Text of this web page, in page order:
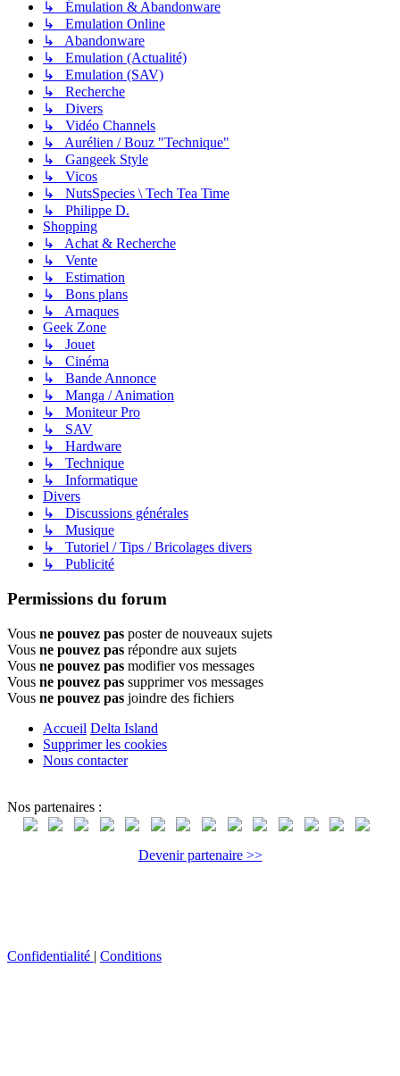
↳ Émulation & Abandonware
↳ Emulation Online
↳ Abandonware
↳ Emulation (Actualité)
↳ Emulation (SAV)
↳ Recherche
↳ Divers
↳ Vidéo Channels
↳ Aurélien / Bouz "Technique"
↳ Gangeek Style
↳ Vicos
↳ NutsSpecies \ Tech Tea Time
↳ Philippe D.
Shopping
↳ Achat & Recherche
↳ Vente
↳ Estimation
↳ Bons plans
↳ Arnaques
Geek Zone
↳ Jouet
↳ Cinéma
↳ Bande Annonce
↳ Manga / Animation
↳ Moniteur Pro
↳ SAV
↳ Hardware
↳ Technique
↳ Informatique
Divers
↳ Discussions générales
↳ Musique
↳ Tutoriel / Tips / Bricolages divers
↳ Publicité
Permissions du forum
Vous ne pouvez pas poster de nouveaux sujets
Vous ne pouvez pas répondre aux sujets
Vous ne pouvez pas modifier vos messages
Vous ne pouvez pas supprimer vos messages
Vous ne pouvez pas joindre des fichiers
Accueil Delta Island
Supprimer les cookies
Nous contacter
Nos partenaires :
Devenir partenaire >>
Confidentialité Conditions